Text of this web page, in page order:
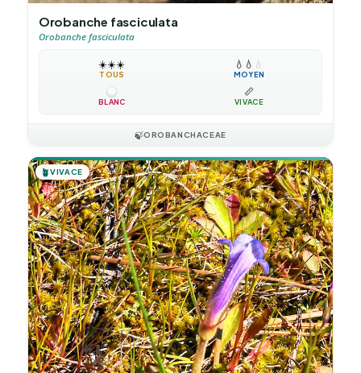
Orobanche fasciculata
Orobanche fasciculata
☀️☀️☀️
TOUS
💧 💧 💧
MOYEN
BLANC
📏
VIVACE
🍃OROBANCHACEAE
🪴VIVACE